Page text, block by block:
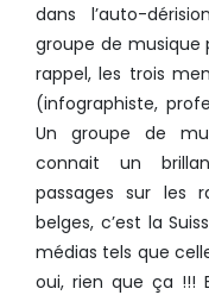
dans l’auto-
groupe de musique
rappel, les trois
(infographiste,
Un groupe de
connait un
passages sur les
belges, c’est la
médias tels que
oui, rien que ça !!!